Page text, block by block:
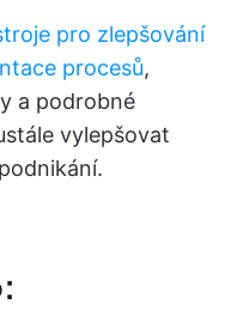
pro zlepšování
procesů,
a podrobné
vylepšovat